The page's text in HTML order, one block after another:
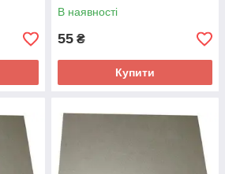
В наявності
55 ₴
Купити